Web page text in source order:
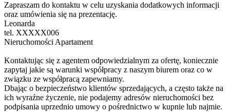
Zapraszam do kontaktu w celu uzyskania dodatkowych informacji
oraz umówienia się na prezentację.
Leonarda
tel. XXXXX006
Nieruchomości Apartament
Kontaktując się z agentem odpowiedzialnym za ofertę, koniecznie
zapytaj jakie są warunki współpracy z naszym biurem oraz co w
związku ze współpracą zapewniamy.
Dbając o bezpieczeństwo klientów sprzedających, a często także na
ich wyraźne życzenie, nie podajemy adresów nieruchomości bez
podpisania uprzednio umowy o pośrednictwo w kupnie lub najmie.